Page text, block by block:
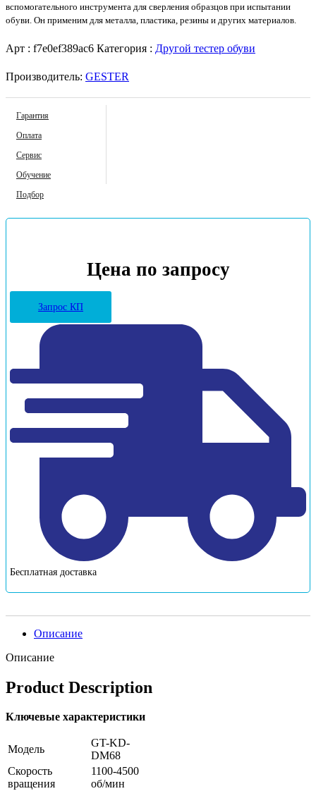
вспомогательного инструмента для сверления образцов при испытании
обуви. Он применим для металла, пластика, резины и других материалов.
Арт : f7e0ef389ac6 Категория : Другой тестер обуви
Производитель: GESTER
Гарантия
Оплата
Сервис
Обучение
Подбор
Цена по запросу
Запрос КП
Бесплатная доставка
Описание
Описание
Product Description
Ключевые характеристики
Модель
GT-KD-
DM68
Скорость
вращения
1100-4500
об/мин